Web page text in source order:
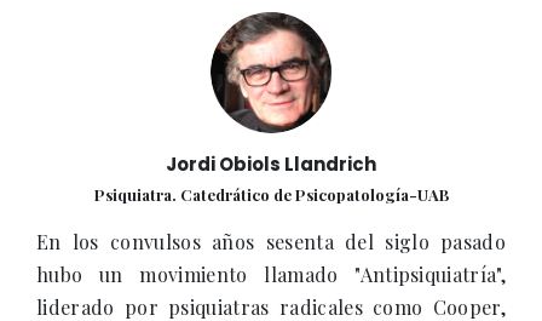
Jordi Obiols Llandrich
Psiquiatra. Catedrático de Psicopatología-UAB
En los convulsos años sesenta del siglo pasado
hubo un movimiento llamado "Antipsiquiatría",
liderado por psiquiatras radicales como Cooper,